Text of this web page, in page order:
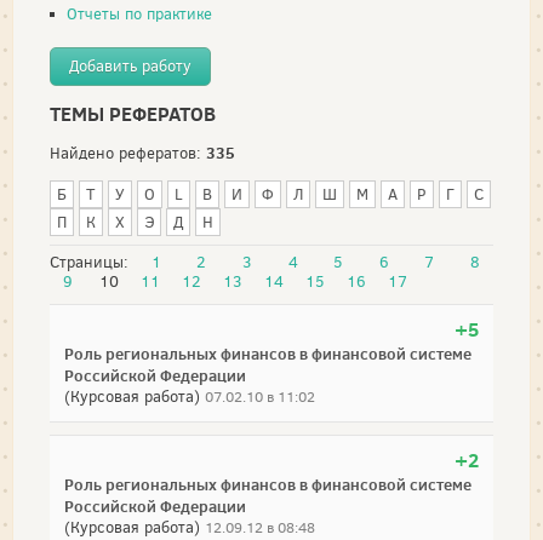
Отчеты по практике
Добавить работу
ТЕМЫ РЕФЕРАТОВ
Найдено рефератов: 335
Б Т У О L В И Ф Л Ш М А Р Г
С
П
К Х Э Д
Н
Страницы:
1 2 3 4 5 6 7
8
9
10 11 12 13 14 15 16 17
+5
Роль региональных финансов в финансовой системе
Российской Федерации
(Курсовая работа) 07.02.10 в 11:02
+2
Роль региональных финансов в финансовой системе
Российской Федерации
(Курсовая работа) 12.09.12 в 08:48